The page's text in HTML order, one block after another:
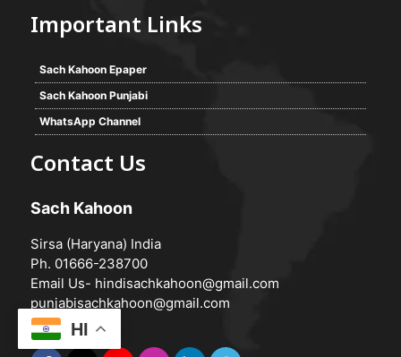
Important Links
Sach Kahoon Epaper
Sach Kahoon Punjabi
WhatsApp Channel
Contact Us
Sach Kahoon
Sirsa (Haryana) India
Ph. 01666-238700
Email Us- hindisachkahoon@gmail.com
punjabisachkahoon@gmail.com
HI